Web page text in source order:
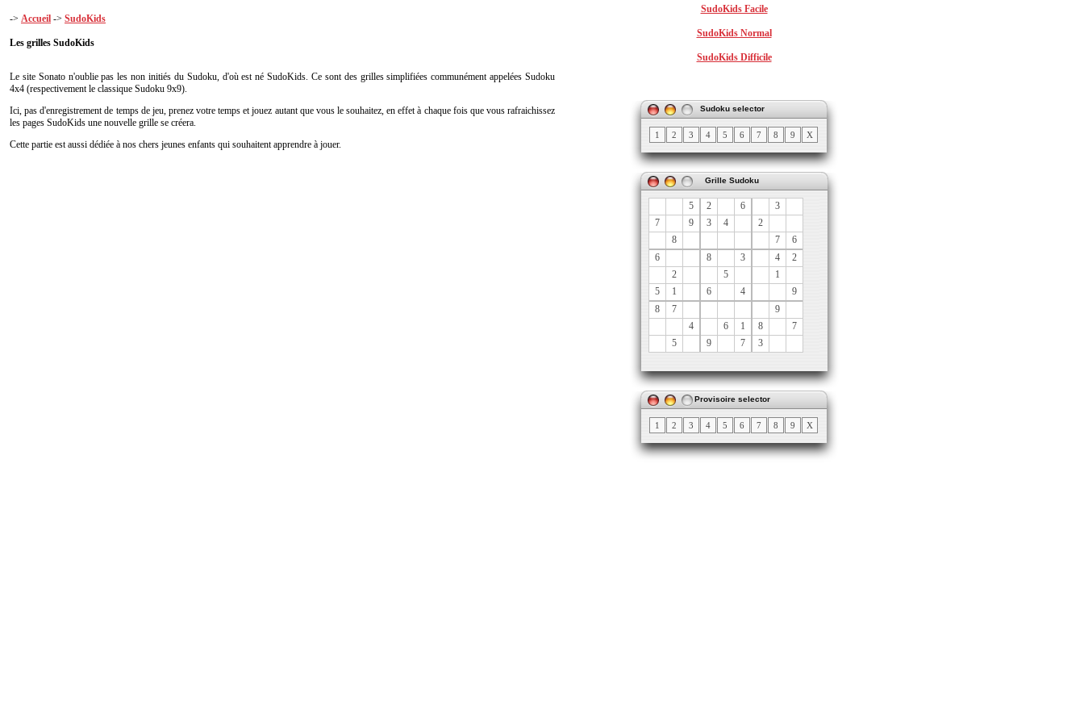
-> Accueil -> SudoKids
Les grilles SudoKids
Le site Sonato n'oublie pas les non initiés du Sudoku, d'où est né SudoKids. Ce sont des grilles simplifiées communément appelées Sudoku
4x4 (respectivement le classique Sudoku 9x9).
Ici, pas d'enregistrement de temps de jeu, prenez votre temps et jouez autant que vous le souhaitez, en effet à chaque fois que vous rafraichissez
les pages SudoKids une nouvelle grille se créera.
Cette partie est aussi dédiée à nos chers jeunes enfants qui souhaitent apprendre à jouer.
SudoKids Facile
SudoKids Normal
SudoKids Difficile
Sudoku selector
1 2 3 4 5 6 7 8 9 X
Grille Sudoku
5
7
9
8
2
6
3
4
3
2
7
6
6
2
5
1
8
3
5
6
4
4
2
1
9
8
7
4
5
6
1
9
7
9
8
7
3
Provisoire selector
1 2 3 4 5 6 7 8 9 X